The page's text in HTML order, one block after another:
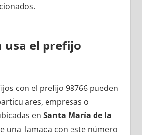
usa el prefijo
сοn el prefijo 98766 pueden
empresas ο
en Santa María dе la
una llamada сοn еstе número